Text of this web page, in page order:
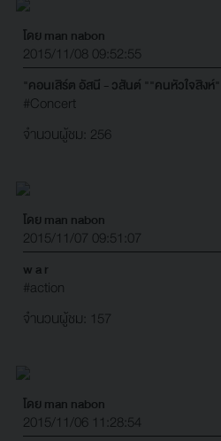
โดย man nabon
2015/11/08 09:52:55
"คอนเสิร์ต อัสนี - วสันต์ ""คนหัวใจสิงห์"""
#Concert
จำนวนผู้ชม: 256
โดย man nabon
2015/11/07 09:51:07
w a r
#action
จำนวนผู้ชม: 157
โดย man nabon
2015/11/06 11:28:54